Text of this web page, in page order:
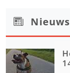
Nieuws